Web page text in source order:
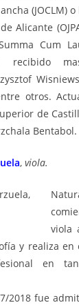
(JOCLM)
Alicante
Cum
recibido
otros.
de
Bentabol.
, viola.
viola
y realiza en
en
2018 fue